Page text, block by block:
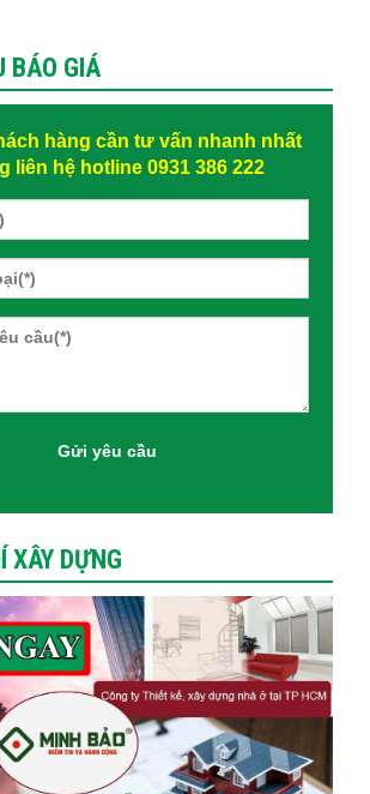
BÁO GIÁ
hàng cần tư vấn nhanh nhất
liên hệ hotline 0931 386 222
XÂY DỰNG